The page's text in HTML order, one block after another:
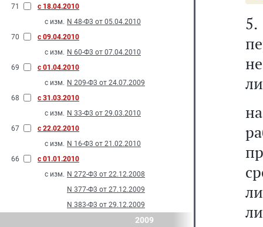
71
с 18.04.2010
с изм. N 48-Ф3 от 05.04.2010
70
с 09.04.2010
с изм. N 60-Ф3 от 07.04.2010
69
с 01.04.2010
с изм. N 209-Ф3 от 24.07.2009
68
с 31.03.2010
с изм. N 33-Ф3 от 29.03.2010
67
с 22.02.2010
с изм. N 16-Ф3 от 21.02.2010
66
с 01.01.2010
с изм. N 272-Ф3 от 22.12.2008
N 377-Ф3 от 27.12.2009
N 383-Ф3 от 29.12.2009
2009